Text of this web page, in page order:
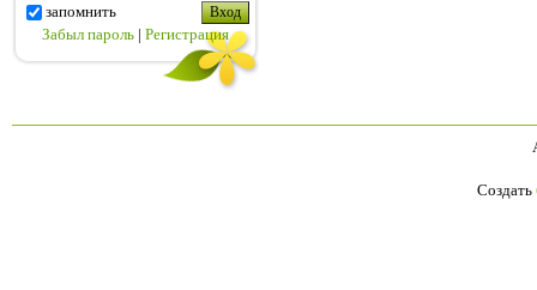
запомнить
Забыл пароль | Регистрация
Создать